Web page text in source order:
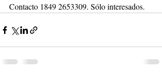
Contacto 1849 2653309. Sólo interesados.